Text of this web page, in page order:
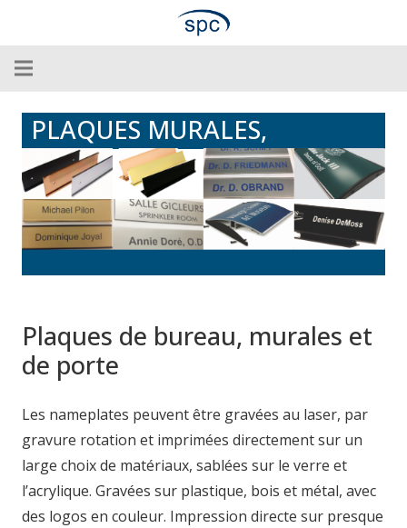
PLAQUES MURALES,
PLAQUES DE BUREAU
Plaques de bureau, murales et
de porte
Les nameplates peuvent être gravées au laser, par
gravure rotation et imprimées directement sur un
large choix de matériaux, sablées sur le verre et
l’acrylique. Gravées sur plastique, bois et métal, avec
des logos en couleur. Impression directe sur presque